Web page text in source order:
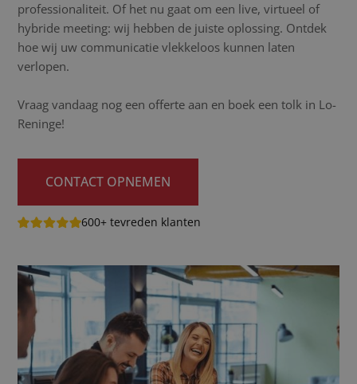
professionaliteit. Of het nu gaat om een live, virtueel of
hybride meeting: wij hebben de juiste oplossing. Ontdek
hoe wij uw communicatie vlekkeloos kunnen laten
verlopen.
Vraag vandaag nog een offerte aan en boek een tolk in Lo-
Reninge!
CONTACT OPNEMEN
600+ tevreden klanten